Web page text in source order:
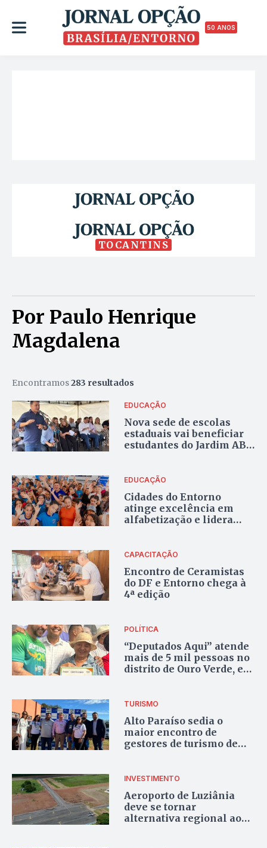
50 ANOS
TOCANTINS
Por Paulo Henrique
Magdalena
Encontramos283 resultados
EDUCAÇÃO
Nova sede de escolas
estaduais vai beneficiar
estudantes do Jardim ABC
EDUCAÇÃO
Cidades do Entorno
atinge excelência em
alfabetização e lidera
CAPACITAÇÃO
Encontro de Ceramistas
do DF e Entorno chega à
4ª edição
POLÍTICA
“Deputados Aqui” atende
mais de 5 mil pessoas no
distrito de Ouro Verde, em
TURISMO
Alto Paraíso sedia o
maior encontro de
gestores de turismo de
INVESTIMENTO
Aeroporto de Luziânia
deve se tornar
alternativa regional ao